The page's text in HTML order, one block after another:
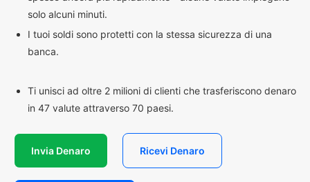
solo alcuni minuti.
I tuoi soldi sono protetti con la stessa sicurezza di una
banca.
Ti unisci ad oltre 2 milioni di clienti che trasferiscono denaro
in 47 valute attraverso 70 paesi.
Invia Denaro Ricevi Denaro